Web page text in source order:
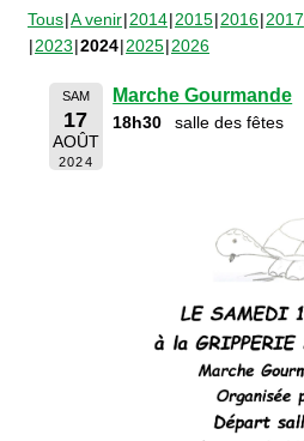
Tous A venir 2014 2015 2016 2017
2023 2024 2025 2026
SAM
17
AOÛT
2024
Marche Gourmande
18h30 salle des fêtes